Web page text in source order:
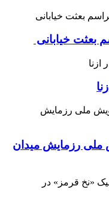
بعثت خیابانی
ملی رزمایش میدان